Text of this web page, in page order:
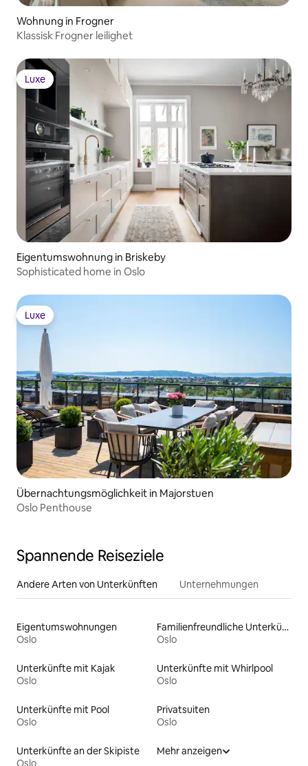
Wohnung in Frogner
Klassisk Frogner leilighet
Luxe
Luxe
Eigentumswohnung in Briskeby
Sophisticated home in Oslo
Luxe
Luxe
Übernachtungsmöglichkeit in Majorstuen
Oslo Penthouse
Spannende Reiseziele
Andere Arten von Unterkünften Unternehmungen
Eigentumswohnungen
Oslo
Familienfreundliche Unterkünfte
Oslo
Unterkünfte mit Kajak
Oslo
Unterkünfte mit Whirlpool
Oslo
Unterkünfte mit Pool
Oslo
Privatsuiten
Oslo
Unterkünfte an der Skipiste
Oslo
Mehr anzeigen